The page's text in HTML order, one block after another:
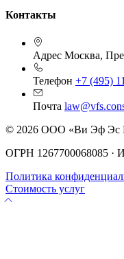
Контакты
Адрес Москва,
Телефон +7 (495)
Почта
© 2026 ООО «Ви Эф Эс
ОГРН 1267700068085 ·
Политика
Стоимость услуг